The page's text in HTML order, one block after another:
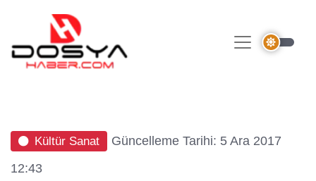
Kültür Sanat
Güncelleme Tarihi: 5 Ara 2017
12:43